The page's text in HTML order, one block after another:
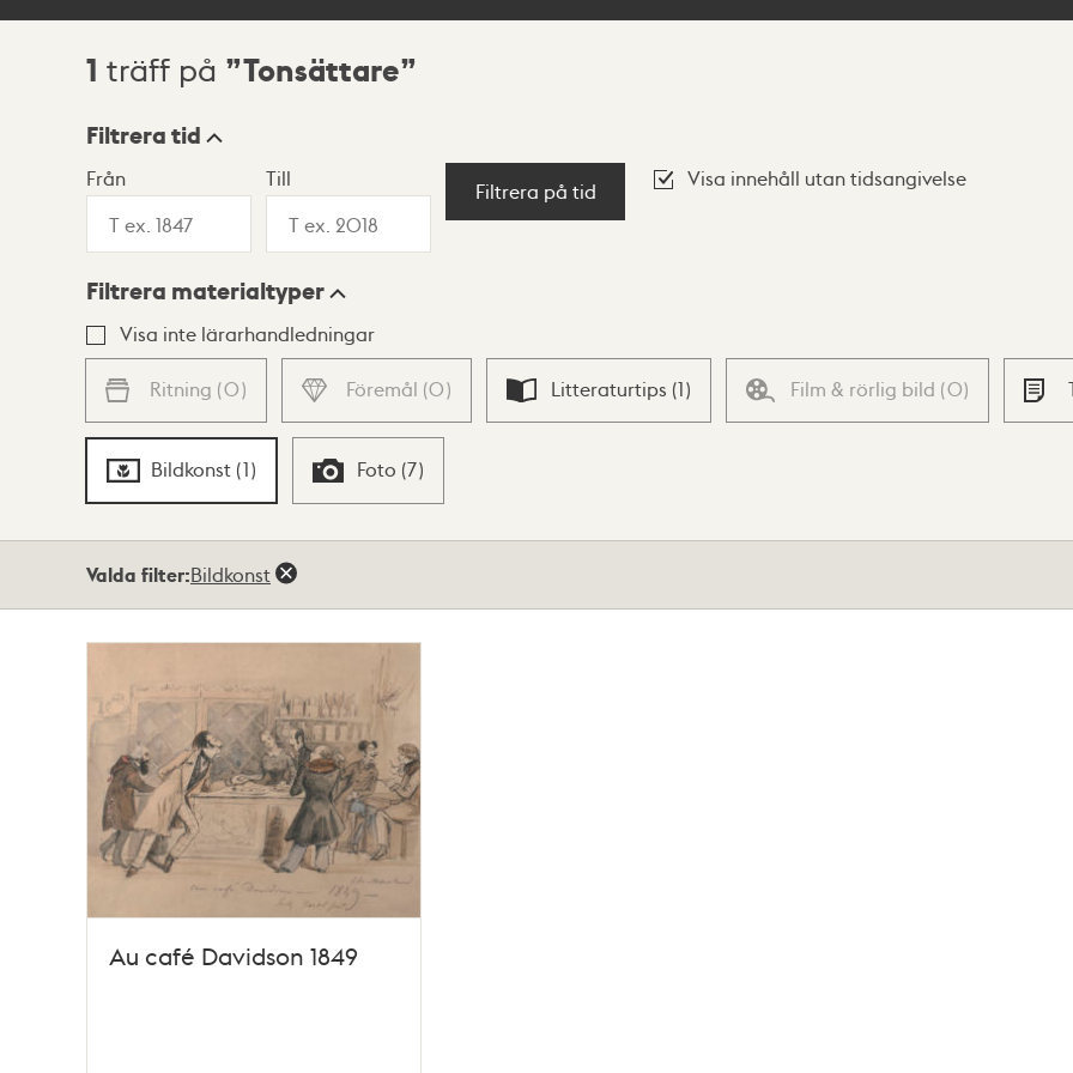
Sökresultat
1 träff på Tonsättare
Visningsläge
Lista Karta
Filtrera tid
Från Till
Filtrera på tid
Visa innehåll utan tidsangivelse
Filtrera materialtyper
Visa inte lärarhandledningar
Ritning (0) Föremål (0) Litteraturtips (1) Film & rörlig bild (0)
Bildkonst (1) Foto (7)
Valda filter:Bildkonst
Au café Davidson 1849